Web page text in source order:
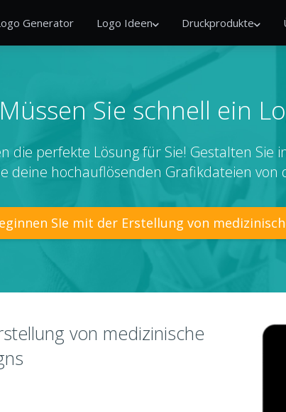
Generator Logo Ideen Druckprodukte
Müssen Sie schnell ein
die perfekte Lösung für Sie! Gestalten Sie
deine hochauflösenden Grafikdateien
SIe mit der Erstellung von
von medizinische